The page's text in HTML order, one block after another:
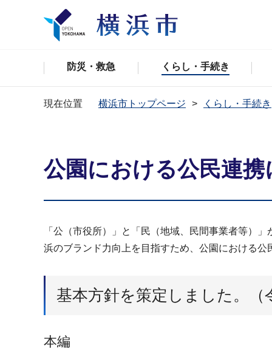
防災・救急 くらし・手続き
現在位置 横浜市トップページ くらし・手続き
公園における公民連
「公（市役所）」と「民（地域、民間事業者等）
浜のブランド力向上を目指すため、公園における公
基本方針を策定しました。（
本編